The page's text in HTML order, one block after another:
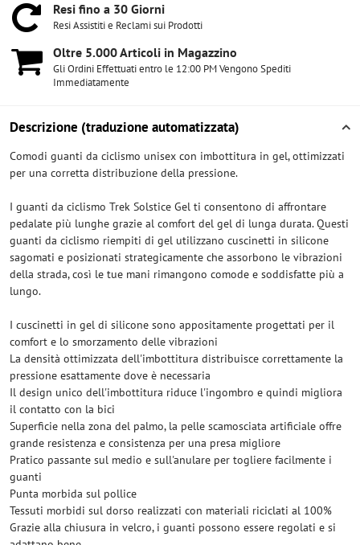
Resi fino a 30 Giorni
Resi Assistiti e Reclami sui Prodotti
Oltre 5​.000 Articoli in Magazzino
Gli Ordini Effettuati entro le 12:00 PM Vengono Spediti
Immediatamente
Descrizione (traduzione automatizzata)
Comodi guanti da ciclismo unisex con imbottitura in gel, ottimizzati
per una corretta distribuzione della pressione.
I guanti da ciclismo Trek Solstice Gel ti consentono di affrontare
pedalate più lunghe grazie al comfort del gel di lunga durata. Questi
guanti da ciclismo riempiti di gel utilizzano cuscinetti in silicone
sagomati e posizionati strategicamente che assorbono le vibrazioni
della strada, così le tue mani rimangono comode e soddisfatte più a
lungo.
I cuscinetti in gel di silicone sono appositamente progettati per il
comfort e lo smorzamento delle vibrazioni
La densità ottimizzata dell'imbottitura distribuisce correttamente la
pressione esattamente dove è necessaria
Il design unico dell'imbottitura riduce l'ingombro e quindi migliora
il contatto con la bici
Superficie nella zona del palmo, la pelle scamosciata artificiale offre
grande resistenza e consistenza per una presa migliore
Pratico passante sul medio e sull'anulare per togliere facilmente i
guanti
Punta morbida sul pollice
Tessuti morbidi sul dorso realizzati con materiali riciclati al 100%
Grazie alla chiusura in velcro, i guanti possono essere regolati e si